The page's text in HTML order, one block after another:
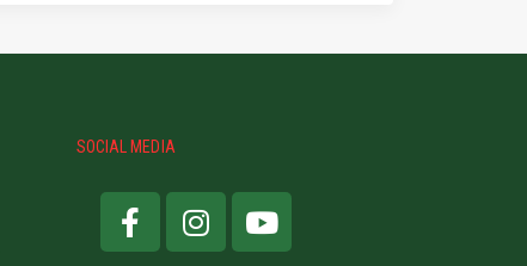
SOCIAL MEDIA